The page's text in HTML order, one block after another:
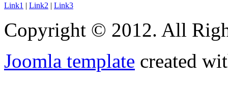
Link1 | Link2 | Link3
Copyright © 2012. All
Joomla template created